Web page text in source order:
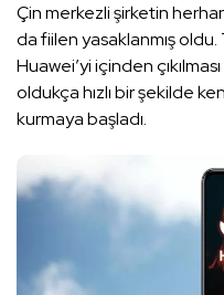
Çin merkezli şirketin
da fiilen yasaklanmış
Huawei’yi içinden
oldukça hızlı bir şekilde
kurmaya başladı.